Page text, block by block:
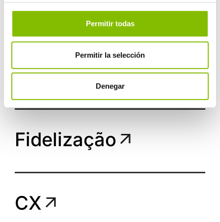
Permitir todas
Permitir la selección
Denegar
Contact center
Backoffice
Fidelização
CX